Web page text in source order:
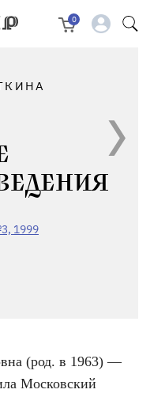
0
1999
(род. в 1963) —
Московский